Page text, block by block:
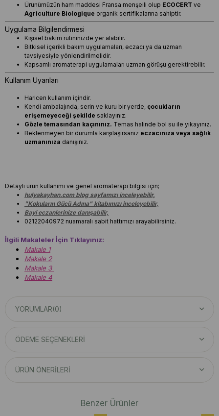
Ürünümüzün ham maddesi Fransa menşeili olup ECOCERT ve
Agriculture Biologique organik sertifikalarına sahiptir.
Uygulama Bilgilendirmesi
Kişisel bakım rutininizde yer alabilir.
Bitkisel içerikli bakım uygulamaları, eczacı ya da uzman
tavsiyesiyle yönlendirilmelidir.
Kapsamlı aromaterapi uygulamaları uzman görüşü gerektirebilir.
Kullanım Uyarıları
Haricen kullanım içindir.
Kendi ambalajında, serin ve kuru bir yerde, çocukların
erişemeyeceği şekilde saklayınız.
Gözle temasından kaçınınız. Temas halinde bol su ile yıkayınız.
Beklenmeyen bir durumla karşılaşırsanız eczacınıza veya sağlık
uzmanınıza danışınız.
Detaylı ürün kullanımı ve genel aromaterapi bilgisi için;
hulyakayhan.com blog sayfamızı inceleyebilir,
"Kokuların Gücü Adına" kitabımızı inceleyebilir,
Bayi eczanlerinize danışabilir,
02122040972 nuamaralı sabit hattımızı arayabilirsiniz.
İlgili Makaleler İçin Tıklayınız:
Makale 1
Makale 2
Makale 3
Makale 4
YORUMLAR(0)
ÖDEME SEÇENEKLERI
ÜRÜN ÖNERILERI
Benzer Ürünler